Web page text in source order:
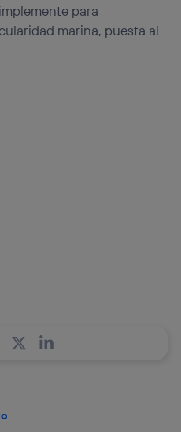
para
marina, puesta al